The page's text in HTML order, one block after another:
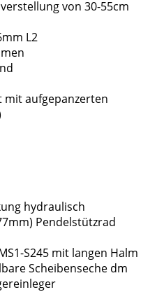
von 30-55cm
L2
aufgepanzerten
hydraulisch
Pendelstützrad
S245 mit langen Halm
Scheibenseche dm